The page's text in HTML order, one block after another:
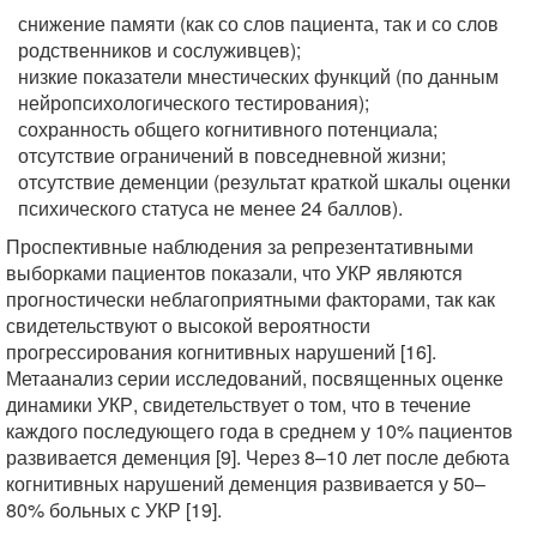
снижение памяти (как со слов пациента, так и со слов
родственников и сослуживцев);
низкие показатели мнестических функций (по данным
нейропсихологического тестирования);
сохранность общего когнитивного потенциала;
отсутствие ограничений в повседневной жизни;
отсутствие деменции (результат краткой шкалы оценки
психического статуса не менее 24 баллов).
Проспективные наблюдения за репрезентативными
выборками пациентов показали, что УКР являются
прогностически неблагоприятными факторами, так как
свидетельствуют о высокой вероятности
прогрессирования когнитивных нарушений [16].
Метаанализ серии исследований, посвященных оценке
динамики УКР, свидетельствует о том, что в течение
каждого последующего года в среднем у 10% пациентов
развивается деменция [9]. Через 8–10 лет после дебюта
когнитивных нарушений деменция развивается у 50–
80% больных с УКР [19].